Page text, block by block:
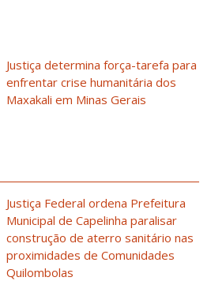
Justiça determina força-tarefa para
enfrentar crise humanitária dos
Maxakali em Minas Gerais
Justiça Federal ordena Prefeitura
Municipal de Capelinha paralisar
construção de aterro sanitário nas
proximidades de Comunidades
Quilombolas